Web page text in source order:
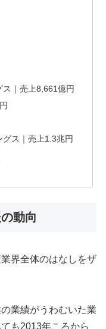
｜売上8,661億円
ス｜売上1.3兆円
動向
界全体のはなしをザ
業績がうわむいた業
も2013年ころから